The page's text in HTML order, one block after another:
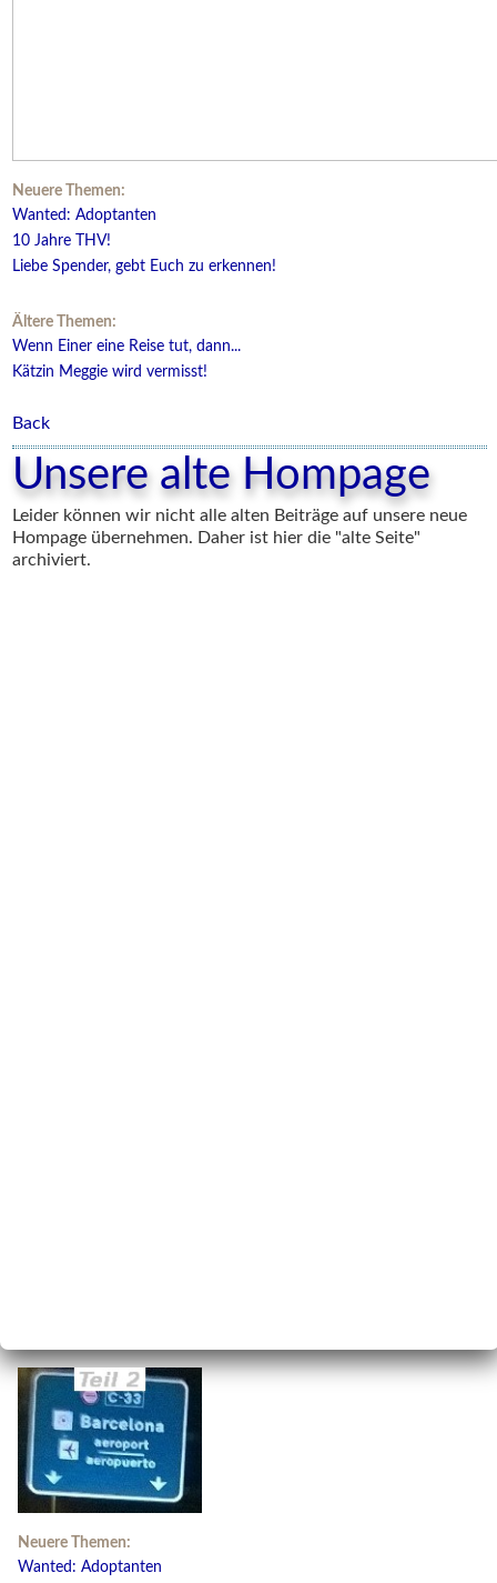
Neuere Themen:
Wanted: Adoptanten
10 Jahre THV!
Liebe Spender, gebt Euch zu erkennen!
Ältere Themen:
Wenn Einer eine Reise tut, dann...
Kätzin Meggie wird vermisst!
Back
Unsere alte Hompage
Leider können wir nicht alle alten Beiträge auf unsere neue
Hompage übernehmen. Daher ist hier die "alte Seite"
archiviert.
Neuere Themen:
Wanted: Adoptanten